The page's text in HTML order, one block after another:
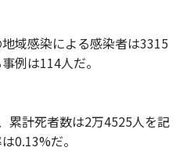
域感染による感染者は3315
よる事例は114人だ。
累計死者数は2万4525人を記
は0.13%だ。